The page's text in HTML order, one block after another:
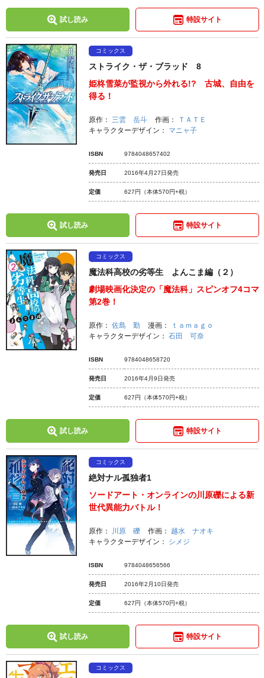
試し読み 特設サイト
コミックス
ストライク・ザ・ブラッド 8
姫柊雪菜が監視から外れる!? 古城、自由を
得る！
原作： 三雲 岳斗 作画：
ＴＡＴＥ
キャラクターデザイン： マニャ子
ISBN 9784048657402
発売日 2016年4月27日発売
定価 627円 （本体570円+税）
試し読み 特設サイト
コミックス
魔法科高校の劣等生 よんこま編（２）
劇場映画化決定の「魔法科」スピンオフ4コマ
第2巻！
原作： 佐島 勤 漫画：
ｔａｍａｇｏ
キャラクターデザイン： 石田 可奈
ISBN 9784048658720
発売日 2016年4月9日発売
定価 627円 （本体570円+税）
試し読み 特設サイト
コミックス
絶対ナル孤独者1
ソードアート・オンラインの川原礫による新
世代異能力バトル！
原作： 川原 礫 作画： 越水 ナオキ
キャラクターデザイン： シメジ
ISBN 9784048656566
発売日 2016年2月10日発売
定価 627円 （本体570円+税）
試し読み 特設サイト
コミックス